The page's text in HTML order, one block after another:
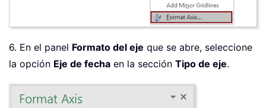
6. En el panel Formato del eje que se abre, seleccione
la opción Eje de fecha en la sección Tipo de eje.